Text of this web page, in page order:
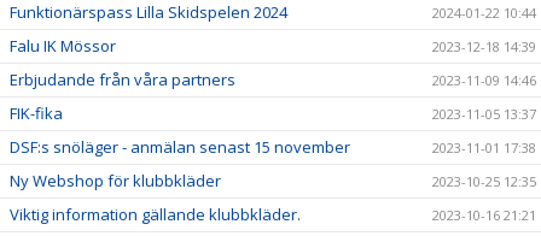
Funktionärspass Lilla Skidspelen 2024 2024-01-22 10:44
Falu IK Mössor 2023-12-18 14:39
Erbjudande från våra partners 2023-11-09 14:46
FIK-fika 2023-11-05 13:37
DSF:s snöläger - anmälan senast 15 november 2023-11-01 17:38
Ny Webshop för klubbkläder 2023-10-25 12:35
Viktig information gällande klubbkläder. 2023-10-16 21:21